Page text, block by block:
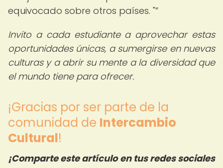
equivocado sobre otros países. "
Invito a cada estudiante a aprovechar estas
oportunidades únicas, a sumergirse en nuevas
culturas y a abrir su mente a la diversidad que
el mundo tiene para ofrecer.
¡Gracias por ser parte de la
comunidad de Intercambio
Cultural!
¡Comparte este artículo en tus redes sociales